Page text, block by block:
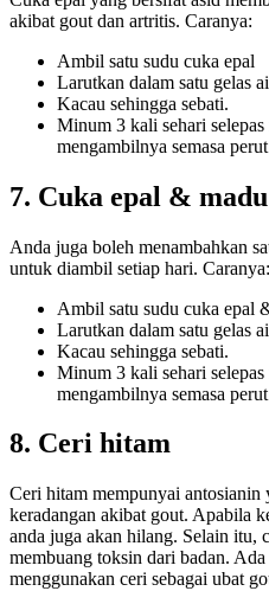
akibat gout dan artritis. Caranya:
Ambil satu sudu cuka epal
Larutkan dalam satu gelas
Kacau sehingga sebati.
Minum 3 kali sehari
mengambilnya semasa
7. Cuka epal & madu
Anda juga boleh menambahkan
untuk diambil setiap hari. Caranya:
Ambil satu sudu cuka epal
Larutkan dalam satu gelas
Kacau sehingga sebati.
Minum 3 kali sehari
mengambilnya semasa
8. Ceri hitam
Ceri hitam mempunyai antosianin
keradangan akibat gout. Apabila
anda juga akan hilang. Selain itu,
membuang toksin dari badan.
menggunakan ceri sebagai ubat